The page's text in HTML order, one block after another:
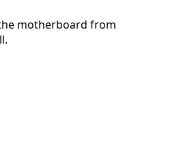
motherboard from